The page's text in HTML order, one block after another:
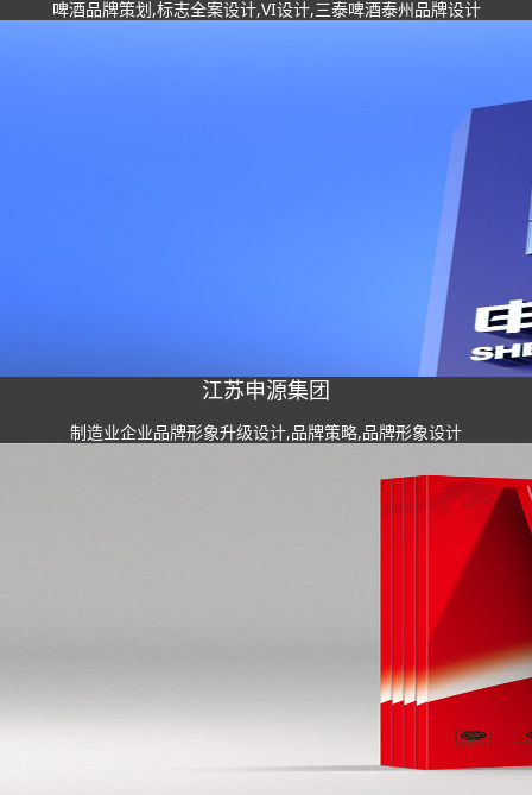
啤酒品牌策划,标志全案设计,VI设计,三泰啤酒泰州品牌设计
江苏申源集团
制造业企业品牌形象升级设计,品牌策略,品牌形象设计